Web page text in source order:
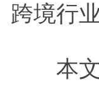
跨境行
本